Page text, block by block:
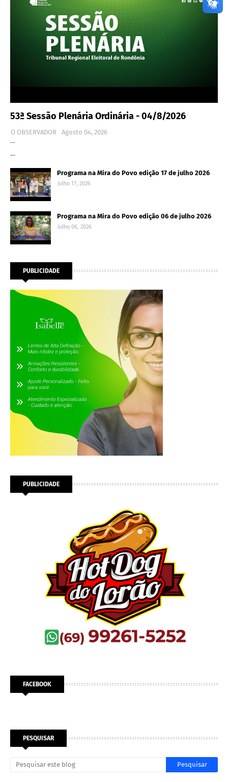
53ª Sessão Plenária Ordinária - 04/8/2026
O OBSERVADOR
Agosto 04, 2026
…
…
Programa na Mira do Povo edição 17 de julho 2026
Julho 17, 2026
Programa na Mira do Povo edição 06 de julho 2026
Julho 06, 2026
PUBLICIDADE
PUBLICIDADE
FACEBOOK
PESQUISAR